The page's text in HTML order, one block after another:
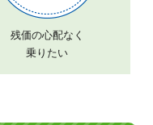
残価の心配なく
乗りたい